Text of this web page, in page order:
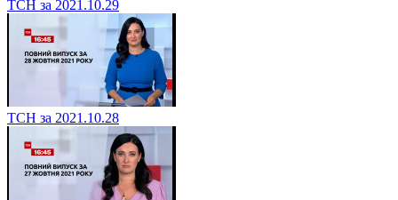
ТСН за 2021.10.29
ТСН за 2021.10.28